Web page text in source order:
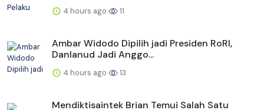
4 hours ago 11
Ambar Widodo Dipilih jadi Presiden RoRI,
Danlanud Jadi Anggo...
4 hours ago 13
Mendiktisaintek Brian Temui Salah Satu